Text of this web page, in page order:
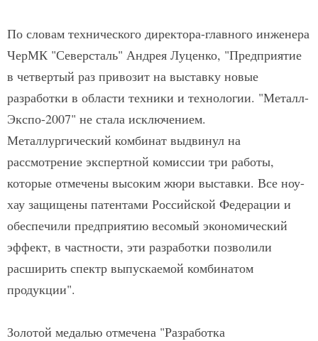
По словам технического директора-главного инженера
ЧерМК "Северсталь" Андрея Луценко, "Предприятие
в четвертый раз привозит на выставку новые
разработки в области техники и технологии. "Металл-
Экспо-2007" не стала исключением.
Металлургический комбинат выдвинул на
рассмотрение экспертной комиссии три работы,
которые отмечены высоким жюри выставки. Все ноу-
хау защищены патентами Российской Федерации и
обеспечили предприятию весомый экономический
эффект, в частности, эти разработки позволили
расширить спектр выпускаемой комбинатом
продукции".
Золотой медалью отмечена "Разработка